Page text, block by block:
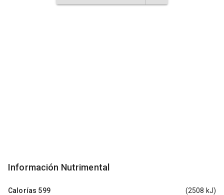
Información Nutrimental
Calorías 599 (2508 kJ)